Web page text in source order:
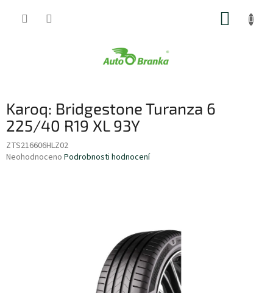
Karoq: Bridgestone Turanza 6
225/40 R19 XL 93Y
ZTS216606HLZ02
Průměrné
Neohodnoceno Podrobnosti hodnocení